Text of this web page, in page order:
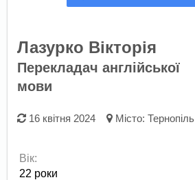
Лазурко Вікторія
Перекладач англійської
мови
16 квітня 2024 Місто: Тернопіль
Вік:
22 роки